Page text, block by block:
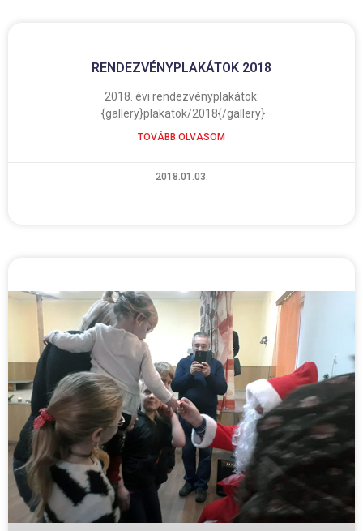
RENDEZVÉNYPLAKÁTOK 2018
2018. évi rendezvényplakátok:
{gallery}plakatok/2018{/gallery}
TOVÁBB OLVASOM
2018.01.03.